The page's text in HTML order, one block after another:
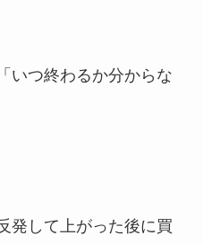
いつ終わるか分からな
発して上がった後に買